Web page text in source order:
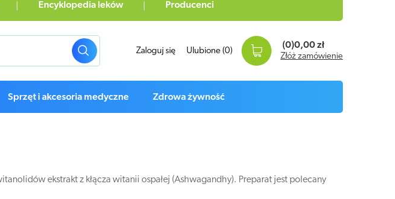
Encyklopedia leków Producenci
Zaloguj się Ulubione (0)
(0)0,00 zł
Złóż zamówienie
Sprzęt i akcesoria medyczne Zdrowa żywność
ekstrakt z kłącza witanii ospałej (Ashwagandhy). Preparat jest polecany